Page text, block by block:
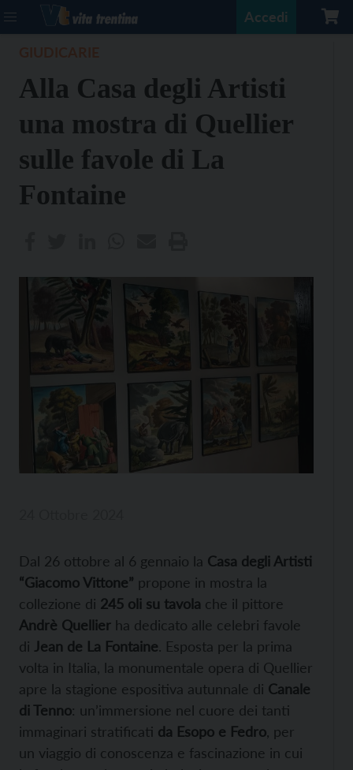
Accedi
Alla Casa degli Artisti
una mostra di Quellier
sulle favole di La
Fontaine
Dal 26 ottobre al 6 gennaio la Casa degli Artisti
“Giacomo Vittone” propone in mostra la
collezione di 245 oli su tavola che il pittore
Andrè Quellier ha dedicato alle celebri favole
di Jean de La Fontaine. Esposta per la prima
volta in Italia, la monumentale opera di Quellier
apre la stagione espositiva autunnale di Canale
di Tenno: un’immersione nel cuore dei tanti
immaginari stratificati da Esopo e Fedro , per
un viaggio di conoscenza e fascinazione in cui